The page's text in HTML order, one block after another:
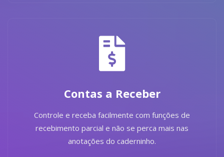
Contas a Receber
Controle e receba facilmente com funções de
recebimento parcial e não se perca mais nas
anotações do caderninho.